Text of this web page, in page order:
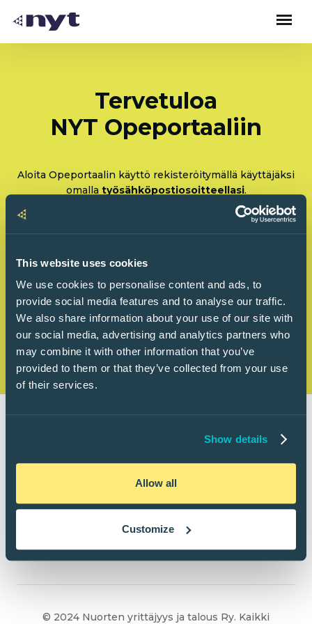
This website uses cookies
We use cookies to personalise content and ads, to
provide social media features and to analyse our traffic.
We also share information about your use of our site with
our social media, advertising and analytics partners who
may combine it with other information that you’ve
provided to them or that they’ve collected from your use
of their services.
Show details
Allow all
Customize
Tervetuloa
NYT Opeportaaliin
Aloita Opeportaalin käyttö rekisteröitymällä käyttäjäksi
omalla työsähköpostiosoitteellasi.
Rekisteröidy: Olen tulossa käyttämään Opeportaalia
ensimmäistä kertaa
Kirjaudu sisään: Olen käyttänyt Opeportaalia
ennenkin
© 2024 Nuorten yrittäjyys ja talous Ry. Kaikki